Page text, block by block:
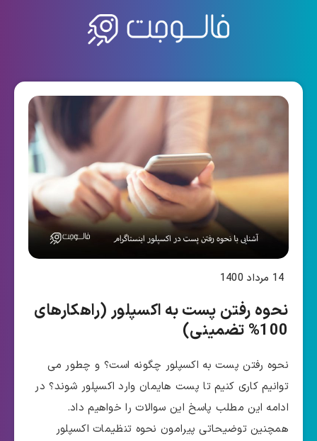
نحوه رفتن پست به اکسپلور (راهکارهای
100% تضمینی)
نحوه رفتن پست به اکسپلور چگونه است؟ و چطور می
توانیم کاری کنیم تا پست هایمان وارد اکسپلور شوند؟ در
ادامه این مطلب پاسخ این سوالات را خواهیم داد.
همچنین توضیحاتی پیرامون نحوه تنظیمات اکسپلور